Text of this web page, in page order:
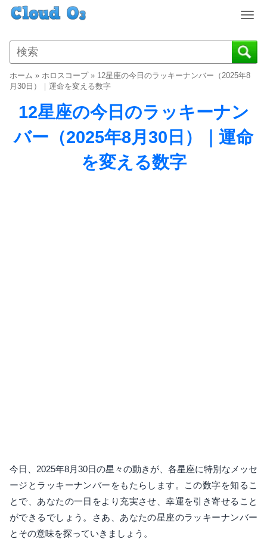
T
g
g
a
i
g
ホーム » ホロスコープ» 12星座の今日のラッキーナンバー（2025年8
月30日）｜運命を変える数字
12星座の今日のラッキーナン
バー（2025年8月30日）｜運命
を変える数字
今日、2025年8月30日の星々の動きが、各星座に特別なメッセ
ージとラッキーナンバーをもたらします。この数字を知るこ
とで、あなたの一日をより充実させ、幸運を引き寄せること
ができるでしょう。さあ、あなたの星座のラッキーナンバー
とその意味を探っていきましょう。